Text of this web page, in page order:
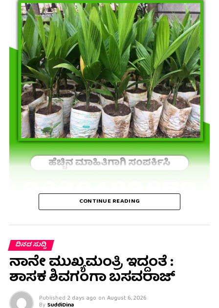
CONTINUE READING
ದಿನದ ಸುದ್ದಿ
ನಾನೇ ಮುಖ್ಯಮಂತ್ರಿ ಇದ್ದಂತೆ :
ಶಾಸಕ ಶಿವಗಂಗಾ ಬಸವರಾಜ್
Published 2 days ago on August 6, 2026
By SuddiDina